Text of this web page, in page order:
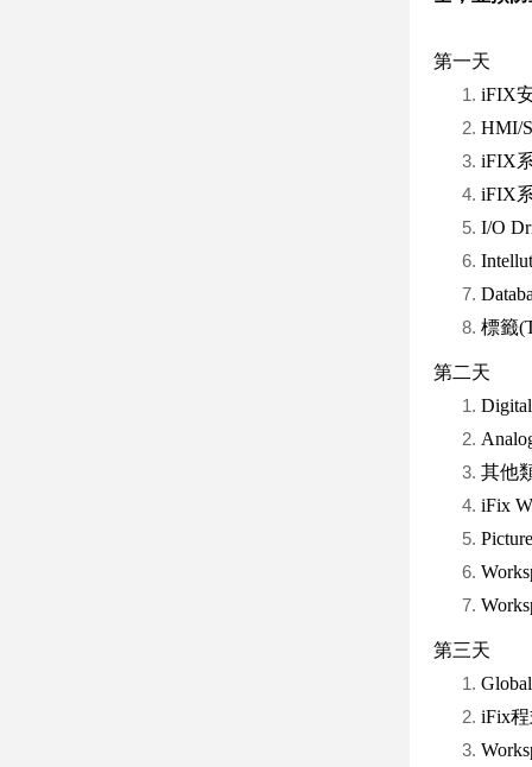
第一天
iFIX
HMI/
iFIX
iFIX
I/O
標籤
第二天
其他
iFix
第三天
iFix